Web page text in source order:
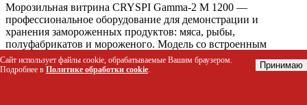
Морозильная витрина CRYSPI Gamma-2 М 1200 —
профессиональное оборудование для демонстрации и
хранения замороженных продуктов: мяса, рыбы,
полуфабрикатов и мороженого. Модель со встроенным
холодильным агрегатом обеспечивает стабильную
температуру от -18 до -15°C, сохраняя полезные свойства и
Сайт использует файлы cookie, обрабатываемые Вашим браузером.
Подробнее в Политике обработки cookie. Принимаю